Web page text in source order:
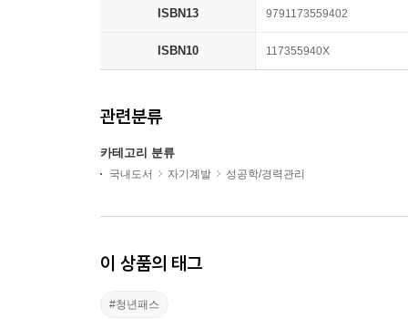
ISBN13 9791173559402
ISBN10 117355940X
관련분류
카테고리 분류
국내도서 자기계발 성공학/경력관리
이 상품의 태그
#청년패스